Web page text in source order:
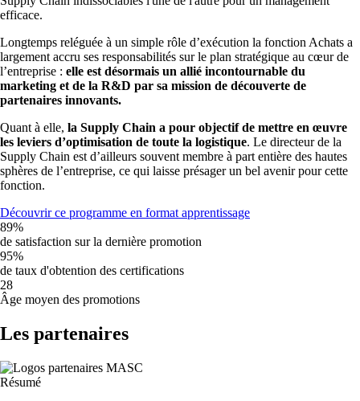
efficace.
Longtemps reléguée à un simple rôle d’exécution la fonction Achats a
largement accru ses responsabilités sur le plan stratégique au cœur de
l’entreprise : elle est désormais un allié incontournable du
marketing et de la R&D par sa mission de découverte de
partenaires innovants.
Quant à elle, la Supply Chain a pour objectif de mettre en œuvre
les leviers d’optimisation de toute la logistique. Le directeur de la
Supply Chain est d’ailleurs souvent membre à part entière des hautes
sphères de l’entreprise, ce qui laisse présager un bel avenir pour cette
fonction.
Découvrir ce programme en format apprentissage
89%
de satisfaction sur la dernière promotion
95%
de taux d'obtention des certifications
28
Âge moyen des promotions
Les partenaires
Résumé